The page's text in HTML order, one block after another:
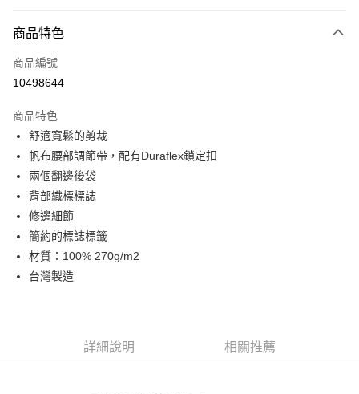
LINE Pay
Apple Pay
運送方式
全家店到店
每筆NT$80，滿NT$10,000(含以上)免運費
付款後全家取貨
每筆NT$80，滿NT$10,000(含以上)免運費
7-11店到店
每筆NT$80，滿NT$10,000(含以上)免運費
商品特色
商品編號
10498644
商品特色
舒適寬鬆的剪裁
帆布腰部調節帶，配有Duraflex鎖定扣
兩個翻邊後袋
背部織標標誌
修邊細節
簡約的標誌標籤
材質：100% 270g/m2
台灣製造
詳細說明 相關推薦